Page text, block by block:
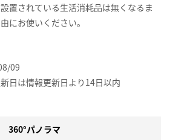
置されている生活消耗品は無くなるま
にお使いください。
09
日は情報更新日より14日以内
360°パノラマ